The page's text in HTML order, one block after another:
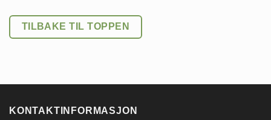
TILBAKE TIL TOPPEN
KONTAKTINFORMASJON